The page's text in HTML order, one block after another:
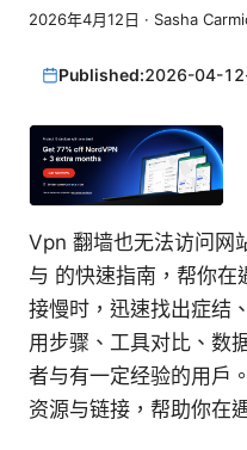
2026年4月12日 · Sasha
Published:2026-04-12
Vpn 翻墙也无法访问网
与 的快速指南，帮你在
接慢时，迅速找出症结
用步骤、工具对比、数
者与有一定经验的用户
资源与链接，帮助你在